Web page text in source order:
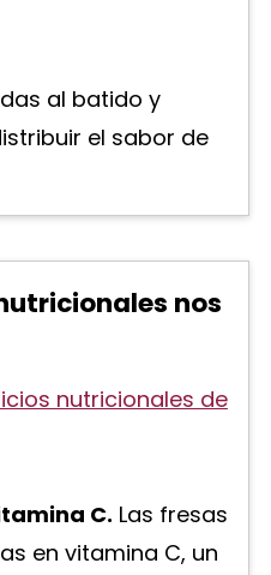
al batido y
el sabor de
nos
nutricionales de
C. Las fresas
en vitamina C, un